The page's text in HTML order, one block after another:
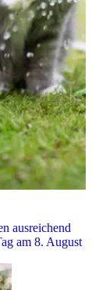
ausreichend
am 8. August